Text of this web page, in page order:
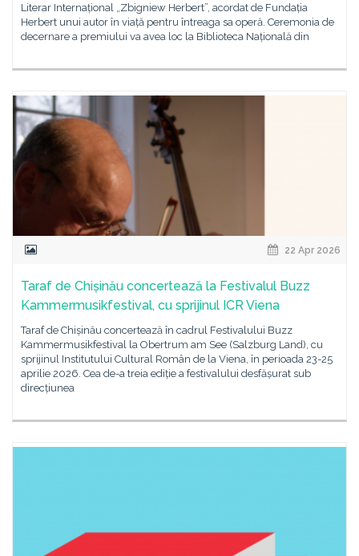
Literar Internațional „Zbigniew Herbert”, acordat de Fundația
Herbert unui autor în viață pentru întreaga sa operă. Ceremonia de
decernare a premiului va avea loc la Biblioteca Națională din
22 Apr 2026
Taraf de Chișinău concertează la Festivalul Buzz
Kammermusikfestival, cu sprijinul ICR Viena
Taraf de Chișinău concertează în cadrul Festivalului Buzz
Kammermusikfestival la Obertrum am See (Salzburg Land), cu
sprijinul Institutului Cultural Român de la Viena, în perioada 23-25
aprilie 2026. Cea de-a treia ediție a festivalului desfășurat sub
direcțiunea